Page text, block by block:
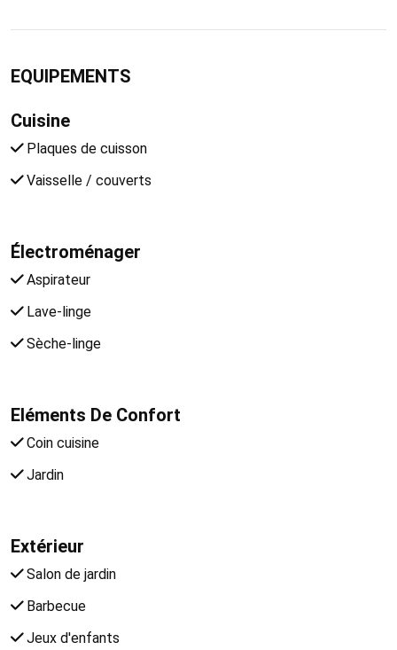
EQUIPEMENTS
Cuisine
Plaques de cuisson
Vaisselle / couverts
Électroménager
Aspirateur
Lave-linge
Sèche-linge
Eléments De Confort
Coin cuisine
Jardin
Extérieur
Salon de jardin
Barbecue
Jeux d'enfants